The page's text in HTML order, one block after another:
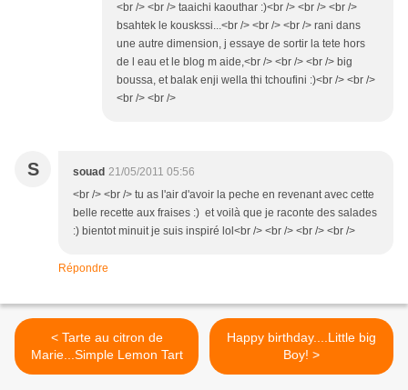
<br /> <br /> taaichi kaouthar :)<br /> <br /> <br />
bsahtek le kouskssi...<br /> <br /> <br /> rani dans
une autre dimension, j essaye de sortir la tete hors
de l eau et le blog m aide,<br /> <br /> <br /> big
boussa, et balak enji wella thi tchoufini :)<br /> <br />
<br /> <br />
S souad 21/05/2011 05:56
<br /> <br /> tu as l'air d'avoir la peche en revenant avec cette
belle recette aux fraises :) et voilà que je raconte des salades
:) bientot minuit je suis inspiré lol<br /> <br /> <br /> <br />
Répondre
< Tarte au citron de
Marie...Simple Lemon Tart
Happy birthday....Little big
Boy! >